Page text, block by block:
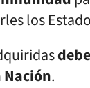
los
Nación.